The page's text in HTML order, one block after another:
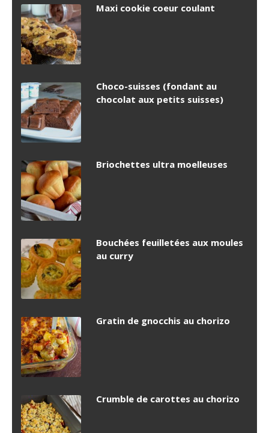
Maxi cookie coeur coulant
Choco-suisses (fondant au
chocolat aux petits suisses)
Briochettes ultra moelleuses
Bouchées feuilletées aux moules
au curry
Gratin de gnocchis au chorizo
Crumble de carottes au chorizo